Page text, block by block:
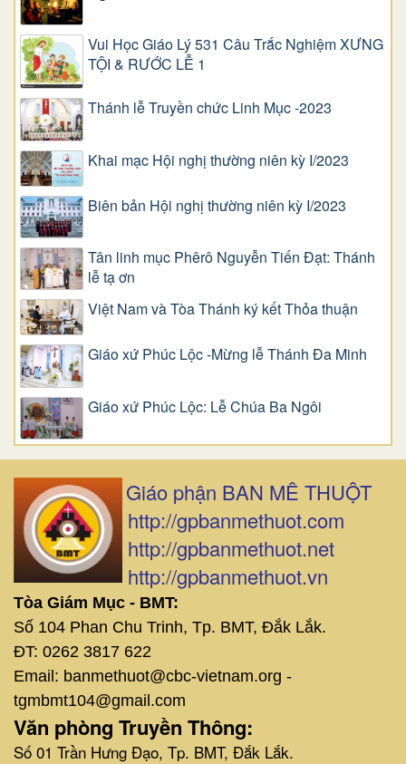
Vui Học Giáo Lý 531 Câu Trắc Nghiệm XƯNG
TỘI & RƯỚC LỄ 1
Thánh lễ Truyền chức Linh Mục -2023
Khai mạc Hội nghị thường niên kỳ I/2023
Biên bản Hội nghị thường niên kỳ I/2023
Tân linh mục Phêrô Nguyễn Tiến Đạt: Thánh
lễ tạ ơn
Việt Nam và Tòa Thánh ký kết Thỏa thuận
Giáo xứ Phúc Lộc -Mừng lễ Thánh Đa Minh
Giáo xứ Phúc Lộc: Lễ Chúa Ba Ngôi
Giáo phận BAN MÊ THUỘT
http://gpbanmethuot.com
http://gpbanmethuot.net
http://gpbanmethuot.vn
Tòa Giám Mục - BMT:
Số 104 Phan Chu Trinh, Tp. BMT, Đắk Lắk.
ĐT: 0262 3817 622
Email: banmethuot@cbc-vietnam.org -
tgmbmt104@gmail.com
Văn phòng Truyền Thông:
Số 01 Trần Hưng Đạo, Tp. BMT, Đắk Lắk.